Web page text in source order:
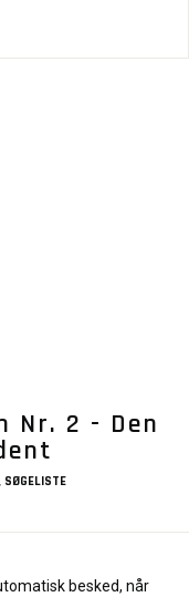
Nr. 2 - Den
SØGELISTE
besked, når